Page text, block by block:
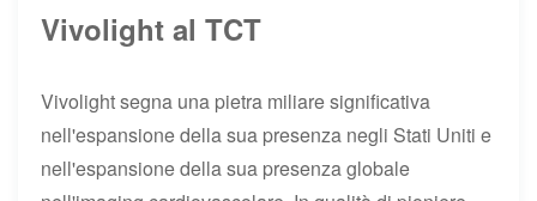
Vivolight al TCT
Vivolight segna una pietra miliare significativa
nell'espansione della sua presenza negli Stati Uniti e
nell'espansione della sua presenza globale